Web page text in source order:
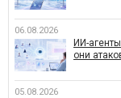
06.08.2026
ИИ-
они
05.08.2026